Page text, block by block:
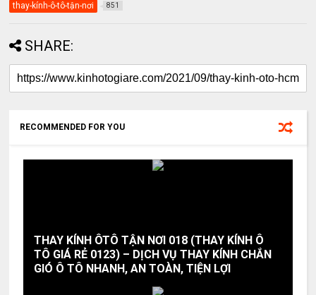
thay-kính-ô-tô-tận-nơi 851
SHARE:
RECOMMENDED FOR YOU
THAY KÍNH ÔTÔ TẬN NƠI 018 (THAY KÍNH Ô
TÔ GIÁ RẺ 0123) – DỊCH VỤ THAY KÍNH CHẮN
GIÓ Ô TÔ NHANH, AN TOÀN, TIỆN LỢI